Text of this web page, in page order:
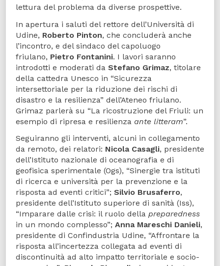
lettura del problema da diverse prospettive.
In apertura i saluti del rettore dell’Università di
Udine, Roberto Pinton, che concluderà anche
l’incontro, e del sindaco del capoluogo
friulano, Pietro Fontanini. I lavori saranno
introdotti e moderati da Stefano Grimaz, titolare
della cattedra Unesco in “Sicurezza
intersettoriale per la riduzione dei rischi di
disastro e la resilienza” dell’Ateneo friulano.
Grimaz parlerà su “La ricostruzione del Friuli: un
esempio di ripresa e resilienza ante litteram”.
Seguiranno gli interventi, alcuni in collegamento
da remoto, dei relatori: Nicola Casagli, presidente
dell’Istituto nazionale di oceanografia e di
geofisica sperimentale (Ogs), “Sinergie tra istituti
di ricerca e università per la prevenzione e la
risposta ad eventi critici”; Silvio Brusaferro,
presidente dell’Istituto superiore di sanità (Iss),
“Imparare dalle crisi: il ruolo della preparedness
in un mondo complesso”; Anna Mareschi Danieli,
presidente di Confindustria Udine, “Affrontare la
risposta all’incertezza collegata ad eventi di
discontinuità ad alto impatto territoriale e socio-